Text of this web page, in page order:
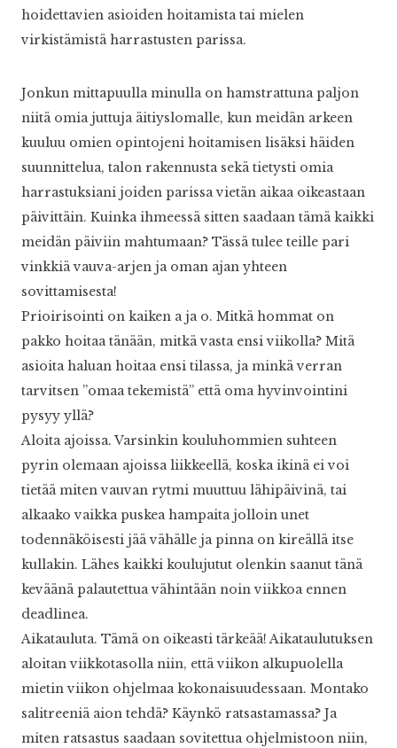
hoidettavien asioiden hoitamista tai mielen
virkistämistä harrastusten parissa.
Jonkun mittapuulla minulla on hamstrattuna paljon
niitä omia juttuja äitiyslomalle, kun meidän arkeen
kuuluu omien opintojeni hoitamisen lisäksi häiden
suunnittelua, talon rakennusta sekä tietysti omia
harrastuksiani joiden parissa vietän aikaa oikeastaan
päivittäin. Kuinka ihmeessä sitten saadaan tämä kaikki
meidän päiviin mahtumaan? Tässä tulee teille pari
vinkkiä vauva-arjen ja oman ajan yhteen
sovittamisesta!
Prioirisointi on kaiken a ja o. Mitkä hommat on
pakko hoitaa tänään, mitkä vasta ensi viikolla? Mitä
asioita haluan hoitaa ensi tilassa, ja minkä verran
tarvitsen ”omaa tekemistä” että oma hyvinvointini
pysyy yllä?
Aloita ajoissa. Varsinkin kouluhommien suhteen
pyrin olemaan ajoissa liikkeellä, koska ikinä ei voi
tietää miten vauvan rytmi muuttuu lähipäivinä, tai
alkaako vaikka puskea hampaita jolloin unet
todennäköisesti jää vähälle ja pinna on kireällä itse
kullakin. Lähes kaikki koulujutut olenkin saanut tänä
keväänä palautettua vähintään noin viikkoa ennen
deadlinea.
Aikatauluta. Tämä on oikeasti tärkeää! Aikataulutuksen
aloitan viikkotasolla niin, että viikon alkupuolella
mietin viikon ohjelmaa kokonaisuudessaan. Montako
salitreeniä aion tehdä? Käynkö ratsastamassa? Ja
miten ratsastus saadaan sovitettua ohjelmistoon niin,